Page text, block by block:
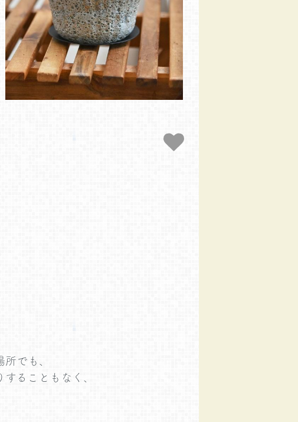
でも、
ることもなく、